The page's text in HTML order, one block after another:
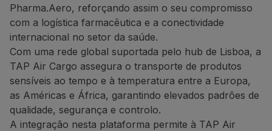
Pharma.Aero, reforçando assim o seu compromisso
com a logística farmacêutica e a conectividade
internacional no setor da saúde.
Com uma rede global suportada pelo hub de Lisboa, a
TAP Air Cargo assegura o transporte de produtos
sensíveis ao tempo e à temperatura entre a Europa,
as Américas e África, garantindo elevados padrões de
qualidade, segurança e controlo.
A integração nesta plataforma permite à TAP Air